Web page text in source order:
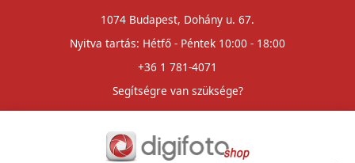
1074 Budapest, Dohány u. 67.
Nyitva tartás: Hétfő - Péntek 10:00 - 18:00
+36 1 781-4071
Segítségre van szüksége?